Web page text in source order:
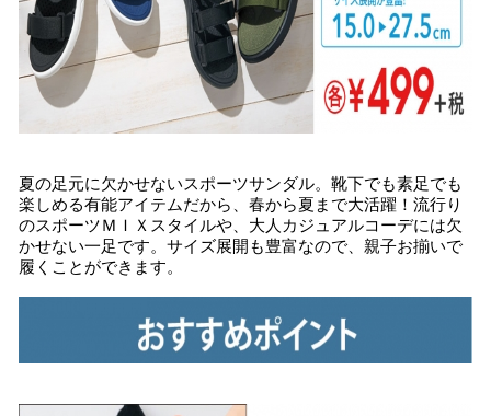
夏の足元に欠かせないスポーツサンダル。靴下でも素足でも
楽しめる有能アイテムだから、春から夏まで大活躍！流行り
のスポーツＭＩＸスタイルや、大人カジュアルコーデには欠
かせない一足です。サイズ展開も豊富なので、親子お揃いで
履くことができます。